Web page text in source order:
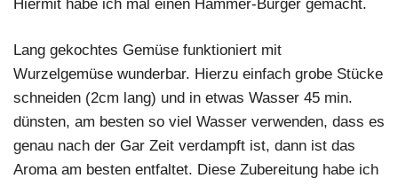
Hiermit habe ich mal einen Hammer-Burger gemacht.
Lang gekochtes Gemüse funktioniert mit
Wurzelgemüse wunderbar. Hierzu einfach grobe Stücke
schneiden (2cm lang) und in etwas Wasser 45 min.
dünsten, am besten so viel Wasser verwenden, dass es
genau nach der Gar Zeit verdampft ist, dann ist das
Aroma am besten entfaltet. Diese Zubereitung habe ich